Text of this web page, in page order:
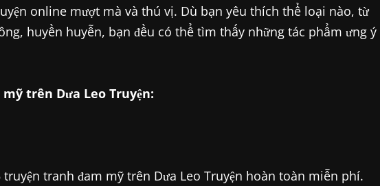
online mượt mà và thú vị. Dù bạn yêu thích thể loại nào, từ
huyền huyễn, bạn đều có thể tìm thấy những tác phẩm ưng ý
trên Dưa Leo Truyện:
tranh đam mỹ trên Dưa Leo Truyện hoàn toàn miễn phí.